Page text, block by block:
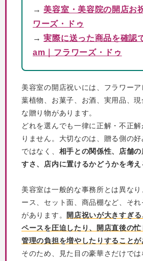
→ 美容室・美容院の開店お
ワーズ・ドゥ
→実際に送った商品を確認
am｜フラワーズ・ドゥ
美容室の開店祝いには、フラワー
葉植物、お菓子、お酒、実用品、現
な贈り物があります。
どれを選んでも一律に正解・不正
りません。大切なのは、贈る側の
ではなく、 相手との関係性、店舗
すさ、店内に置けるかどうかを考え
美容室は一般的な事務所とは異な
ース、セット面、商品棚など、そ
があります。
開店祝いが大きすぎ
ペースを圧迫したり、開店直後の
管理の負担を増やしたりすることが
そのため、見た目の豪華さだけで